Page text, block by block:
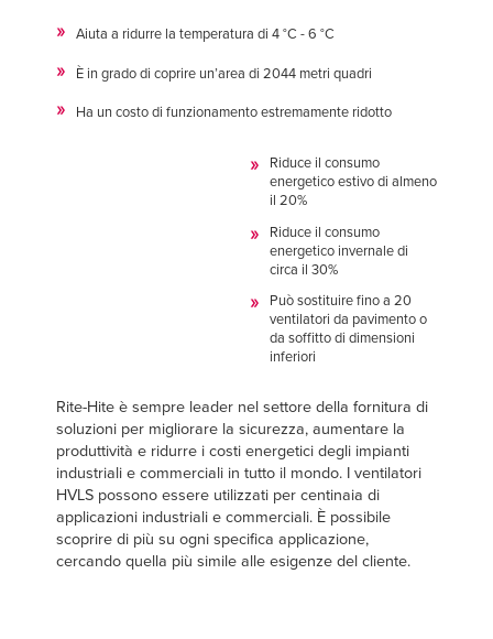
Aiuta a ridurre la temperatura di 4 °C - 6 °C
È in grado di coprire un’area di 2044 metri quadri
Ha un costo di funzionamento estremamente ridotto
Riduce il consumo
energetico estivo di almeno
il 20%
Riduce il consumo
energetico invernale di
circa il 30%
Può sostituire fino a 20
ventilatori da pavimento o
da soffitto di dimensioni
inferiori
Rite-Hite è sempre leader nel settore della fornitura di
soluzioni per migliorare la sicurezza, aumentare la
produttività e ridurre i costi energetici degli impianti
industriali e commerciali in tutto il mondo. I ventilatori
HVLS possono essere utilizzati per centinaia di
applicazioni industriali e commerciali. È possibile
scoprire di più su ogni specifica applicazione,
cercando quella più simile alle esigenze del cliente.